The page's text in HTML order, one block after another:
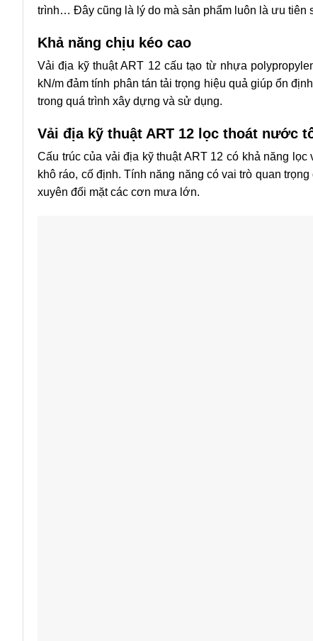
trình… Đây cũng là lý do mà sản phẩm luôn là ưu tiên
Khả năng chịu kéo cao
Vải địa kỹ thuật ART 12 cấu tạo từ nhựa
kN/m đảm tính phân tán tải trọng hiệu quả giúp ổn
trong quá trình xây dựng và sử dụng.
Vải địa kỹ thuật ART 12 lọc thoát nước
Cấu trúc của vải địa kỹ thuật ART 12 có khả năng
khô ráo, cố định. Tính năng năng có vai trò quan
xuyên đối mặt các cơn mưa lớn.